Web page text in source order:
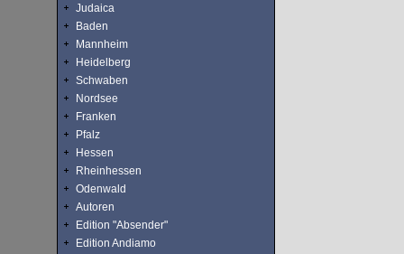
Judaica
Baden
Mannheim
Heidelberg
Schwaben
Nordsee
Franken
Pfalz
Hessen
Rheinhessen
Odenwald
Autoren
Edition "Absender"
Edition Andiamo